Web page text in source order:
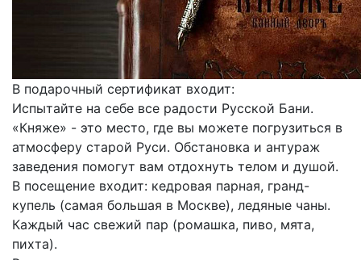
В подарочный сертификат входит:
Испытайте на себе все радости Русской Бани.
«Княже» - это место, где вы можете погрузиться в
атмосферу старой Руси. Обстановка и антураж
заведения помогут вам отдохнуть телом и душой.
В посещение входит: кедровая парная, гранд-
купель (самая большая в Москве), ледяные чаны.
Каждый час свежий пар (ромашка, пиво, мята,
пихта).